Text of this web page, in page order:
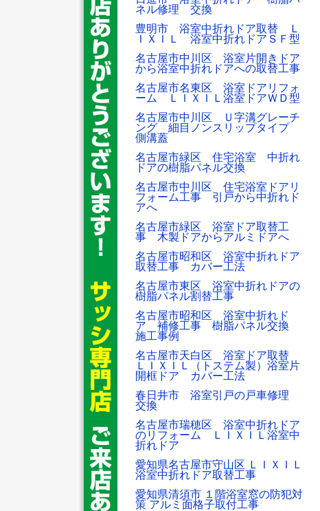
ネル修理 交換
豊明市 浴室中折れドア取替 Ｌ
ＩＸＩＬ 浴室中折れドアＳＦ型
名古屋市中川区 浴室片開きドア
から浴室中折れドアへの取替工事
名古屋市名東区 浴室ドアリフォ
ーム ＬＩＸＩＬ浴室ドアＷＤ型
名古屋市中川区 Ｕ字溝グレーチ
ング 細目ノンスリップタイプ
側溝蓋
名古屋市緑区 住宅浴室 中折れ
ドアの樹脂パネル交換
名古屋市中川区 住宅浴室ドアリ
フォーム工事 引戸から中折れド
アへ
名古屋市緑区 浴室ドア取替工
事 木製ドアからアルミドアへ
名古屋市昭和区 浴室中折れドア
取替工事 カバー工法
名古屋市東区 浴室中折れドアの
樹脂パネル割替工事
名古屋市昭和区 浴室中折れド
ア 補修工事 樹脂パネル交換
施工事例
名古屋市天白区 浴室ドア取替
ＬＩＸＩＬ（トステム製）浴室片
開框ドア カバー工法
春日井市 浴室引戸の戸車修理
交換
名古屋市瑞穂区 浴室中折れドア
のリフォーム ＬＩＸＩＬ浴室中
折れドア
愛知県名古屋市守山区 ＬＩＸＩＬ
浴室中折れドア取替工事
愛知県清須市 １階浴室窓の防犯対
策 アルミ面格子取付工事